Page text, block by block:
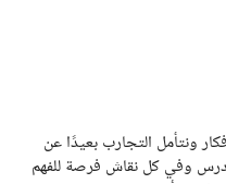
ونتأمل التجارب بعيدًا عن
درس وفي كل نقاش فرصة للفهم